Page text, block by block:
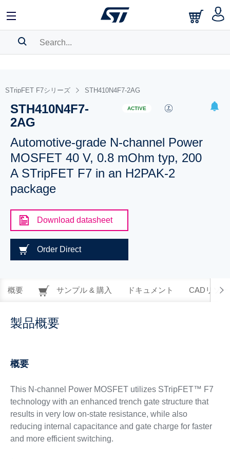
BOOKMARK
Pleaselog into show your saved searches.
STripFET F7シリーズ STH410N4F7-2AG
STH410N4F7-
2AG
ACTIVE
Automotive-grade N-channel Power
MOSFET 40 V, 0.8 mOhm typ, 200
A STripFET F7 in an H2PAK-2
package
Download datasheet
Order Direct
概要 サンプル & 購入 ドキュメント CADリソー
製品概要
概要
This N-channel Power MOSFET utilizes STripFET™ F7
technology with an enhanced trench gate structure that
results in very low on-state resistance, while also
reducing internal capacitance and gate charge for faster
and more efficient switching.